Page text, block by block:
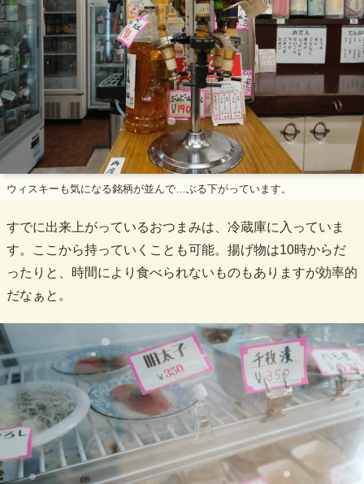
ウィスキーも気になる銘柄が並んで…ぶる下がっています。
すでに出来上がっているおつまみは、冷蔵庫に入っていま
す。ここから持っていくことも可能。揚げ物は10時からだ
ったりと、時間により食べられないものもありますが効率的
だなぁと。